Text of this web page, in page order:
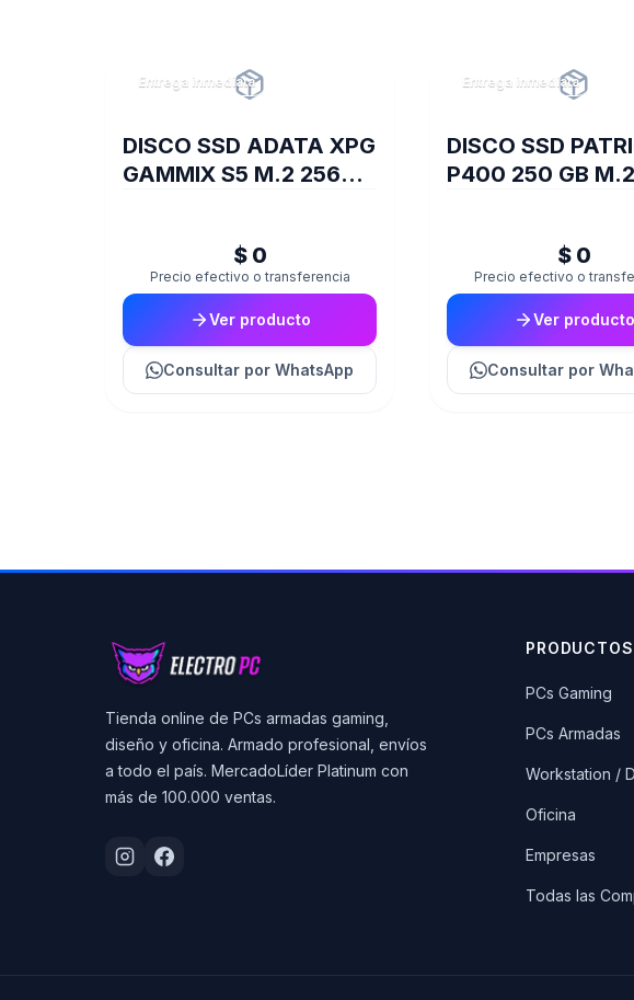
Entrega inmediata
DISCO SSD ADATA XPG
GAMMIX S5 M.2 256GB
$ 0
Precio efectivo o transferencia
Ver producto
Consultar por WhatsApp
Entrega inmediata
DISCO SSD
P400 250 GB
$ 0
Precio efectivo o
Ver producto
Consultar por
Tienda online de PCs armadas gaming,
diseño y oficina. Armado profesional, envíos
a todo el país. MercadoLíder Platinum con
más de 100.000 ventas.
PRODUCTOS
PCs Gaming
PCs Armadas
Workstation /
Oficina
Empresas
Todas las